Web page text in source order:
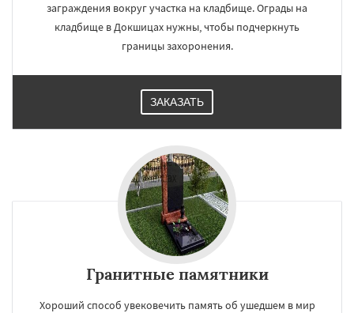
заграждения вокруг участка на кладбище. Ограды на
кладбище в Докшицах нужны, чтобы подчеркнуть
границы захоронения.
ЗАКАЗАТЬ
Гранитные памятники
Хороший способ увековечить память об ушедшем в мир